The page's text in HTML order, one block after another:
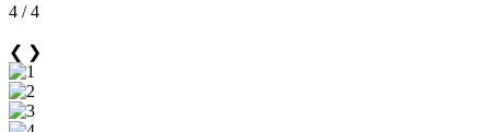
4 / 4
❮ ❯